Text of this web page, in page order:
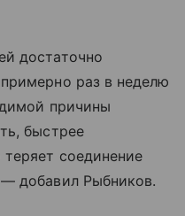
достаточно
раз в неделю
причины
быстрее
теряет соединение
добавил Рыбников.